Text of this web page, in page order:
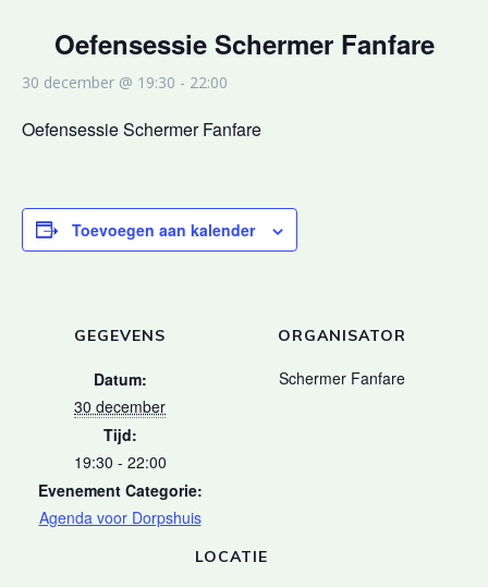
Oefensessie Schermer Fanfare
30 december @ 19:30 - 22:00
Oefensessie Schermer Fanfare
Toevoegen aan kalender
GEGEVENS
Datum:
30 december
Tijd:
19:30 - 22:00
Evenement Categorie:
Agenda voor Dorpshuis
LOCATIE
ORGANISATOR
Schermer Fanfare